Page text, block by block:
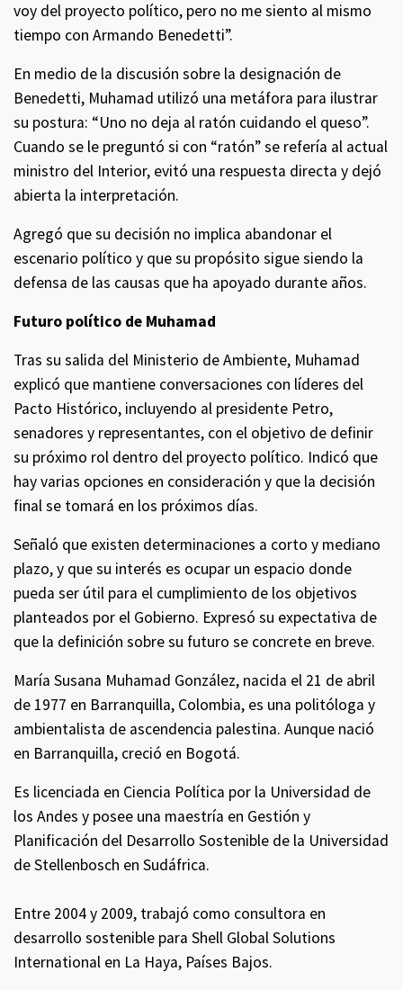
voy del proyecto político, pero no me siento al mismo
tiempo con Armando Benedetti”.
En medio de la discusión sobre la designación de
Benedetti, Muhamad utilizó una metáfora para ilustrar
su postura: “Uno no deja al ratón cuidando el queso”.
Cuando se le preguntó si con “ratón” se refería al actual
ministro del Interior, evitó una respuesta directa y dejó
abierta la interpretación.
Agregó que su decisión no implica abandonar el
escenario político y que su propósito sigue siendo la
defensa de las causas que ha apoyado durante años.
Futuro político de Muhamad
Tras su salida del Ministerio de Ambiente, Muhamad
explicó que mantiene conversaciones con líderes del
Pacto Histórico, incluyendo al presidente Petro,
senadores y representantes, con el objetivo de definir
su próximo rol dentro del proyecto político. Indicó que
hay varias opciones en consideración y que la decisión
final se tomará en los próximos días.
Señaló que existen determinaciones a corto y mediano
plazo, y que su interés es ocupar un espacio donde
pueda ser útil para el cumplimiento de los objetivos
planteados por el Gobierno. Expresó su expectativa de
que la definición sobre su futuro se concrete en breve.
María Susana Muhamad González, nacida el 21 de abril
de 1977 en Barranquilla, Colombia, es una politóloga y
ambientalista de ascendencia palestina. Aunque nació
en Barranquilla, creció en Bogotá.
Es licenciada en Ciencia Política por la Universidad de
los Andes y posee una maestría en Gestión y
Planificación del Desarrollo Sostenible de la Universidad
de Stellenbosch en Sudáfrica. ​
Entre 2004 y 2009, trabajó como consultora en
desarrollo sostenible para Shell Global Solutions
International en La Haya, Países Bajos.